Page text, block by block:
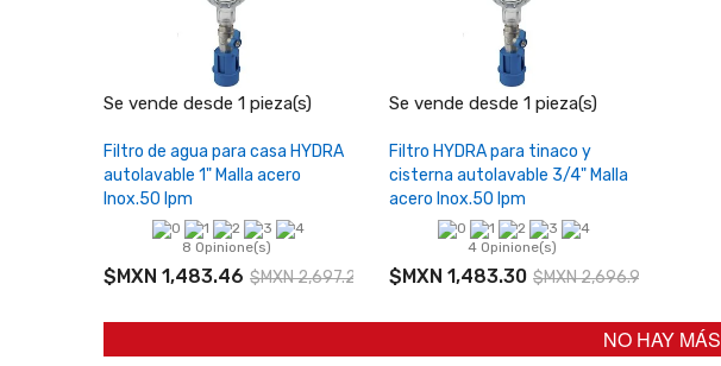
Se vende desde 1 pieza(s)
− +
Añadir al carrito
Filtro de agua para casa HYDRA
autolavable 1" Malla acero
Inox.50 lpm
8 Opinione(s)
$MXN 1,483.46 $MXN 2,697.21
Se vende desde 1 pieza(s)
− +
Añadir al carrito
Filtro HYDRA para tinaco y
cisterna autolavable 3/4" Malla
acero Inox.50 lpm
4 Opinione(s)
$MXN 1,483.30 $MXN 2,696.91
NO HAY